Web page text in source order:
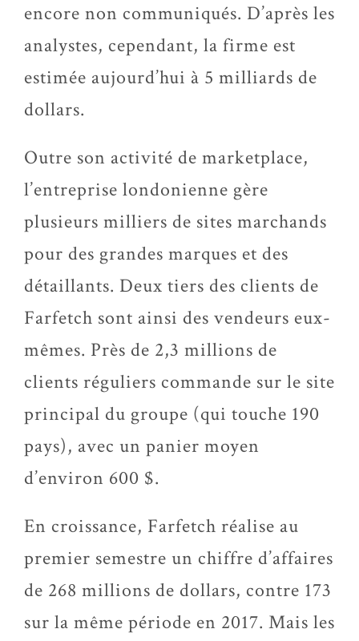
encore non communiqués. D’après les
analystes, cependant, la firme est
estimée aujourd’hui à 5 milliards de
dollars.
Outre son activité de marketplace,
l’entreprise londonienne gère
plusieurs milliers de sites marchands
pour des grandes marques et des
détaillants. Deux tiers des clients de
Farfetch sont ainsi des vendeurs eux-
mêmes. Près de 2,3 millions de
clients réguliers commande sur le site
principal du groupe (qui touche 190
pays), avec un panier moyen
d’environ 600 $.
En croissance, Farfetch réalise au
premier semestre un chiffre d’affaires
de 268 millions de dollars, contre 173
sur la même période en 2017. Mais les